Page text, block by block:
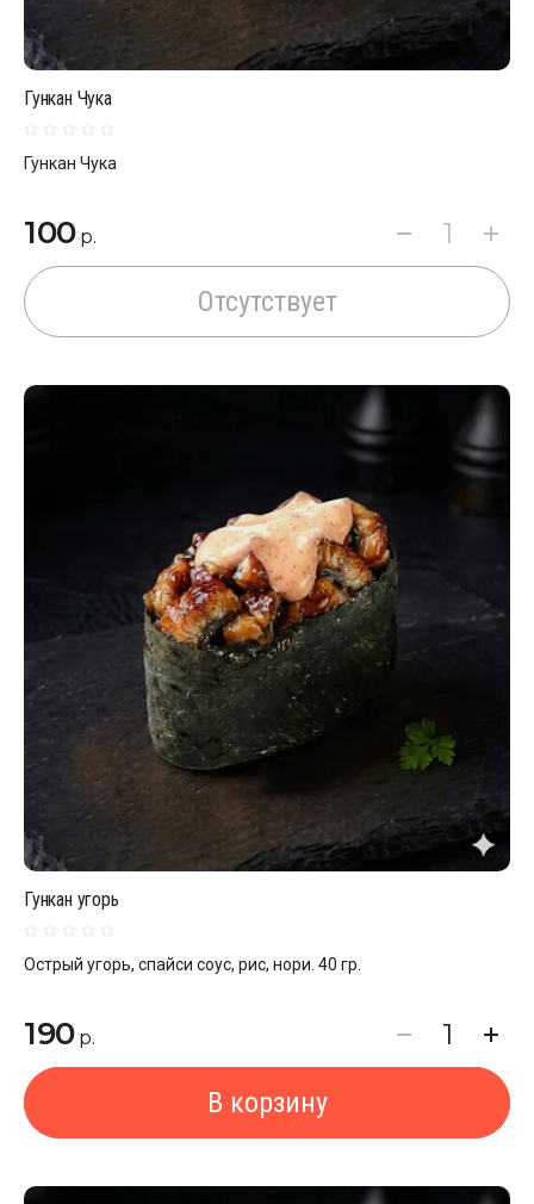
Гункан Чука
Гункан Чука
100р.
Отсутствует
Гункан угорь
Острый угорь, спайси соус, рис, нори. 40 гр.
190р.
В корзину